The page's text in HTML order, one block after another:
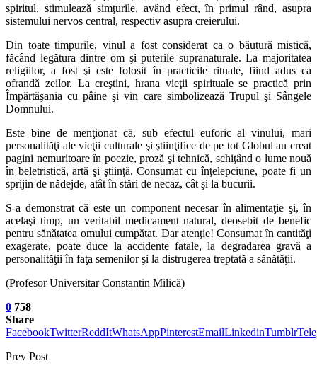
spiritul, stimulează simţurile, având efect, în primul rând, asupra
sistemului nervos central, respectiv asupra creierului.
Din toate timpurile, vinul a fost considerat ca o băutură mistică,
făcând legătura dintre om şi puterile supranaturale. La majoritatea
religiilor, a fost şi este folosit în practicile rituale, fiind adus ca
ofrandă zeilor. La creştini, hrana vieţii spirituale se practică prin
Împărtăşania cu pâine şi vin care simbolizează Trupul şi Sângele
Domnului.
Este bine de menţionat că, sub efectul euforic al vinului, mari
personalităţi ale vieţii culturale şi ştiinţifice de pe tot Globul au creat
pagini nemuritoare în poezie, proză şi tehnică, schiţând o lume nouă
în beletristică, artă şi ştiinţă. Consumat cu înţelepciune, poate fi un
sprijin de nădejde, atât în stări de necaz, cât şi la bucurii.
S-a demonstrat că este un component necesar în alimentaţie şi, în
acelaşi timp, un veritabil medicament natural, deosebit de benefic
pentru sănătatea omului cumpătat. Dar atenţie! Consumat în cantităţi
exagerate, poate duce la accidente fatale, la degradarea gravă a
personalităţii în faţa semenilor şi la distrugerea treptată a sănătăţii.
(Profesor Universitar Constantin Milică)
0 758
Share
FacebookTwitterReddItWhatsAppPinterestEmailLinkedinTumblr
Prev Post